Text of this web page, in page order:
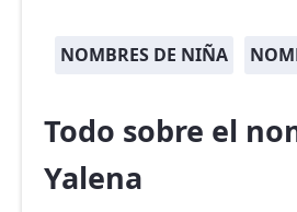
NOMBRES DE NIÑA
Todo sobre el
Yalena